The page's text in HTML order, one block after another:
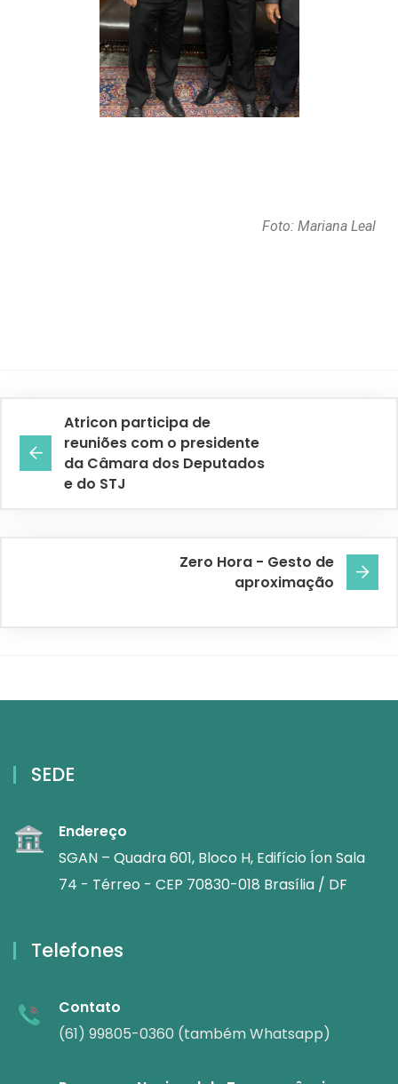
Foto: Mariana Leal
Atricon participa de
reuniões com o presidente
da Câmara dos Deputados
e do STJ
Zero Hora - Gesto de
aproximação
SEDE
Endereço
SGAN – Quadra 601, Bloco H, Edifício Íon Sala
74 - Térreo - CEP 70830-018 Brasília / DF
Telefones
Contato
(61) 99805-0360 (também Whatsapp)